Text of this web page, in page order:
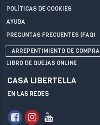
POLÍTICAS DE COOKIES
AYUDA
PREGUNTAS FRECUENTES (FAQ)
ARREPENTIMIENTO DE COMPRA
LIBRO DE QUEJAS ONLINE
CASA LIBERTELLA
EN LAS REDES